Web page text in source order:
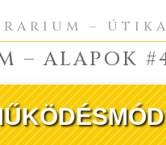
–
– ALAPOK